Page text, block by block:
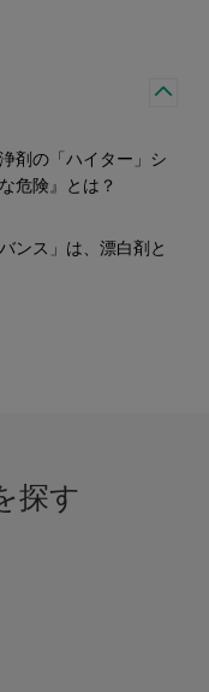
剤の「ハイター」シ
危険』とは？
ンス」は、漂白剤と
探す